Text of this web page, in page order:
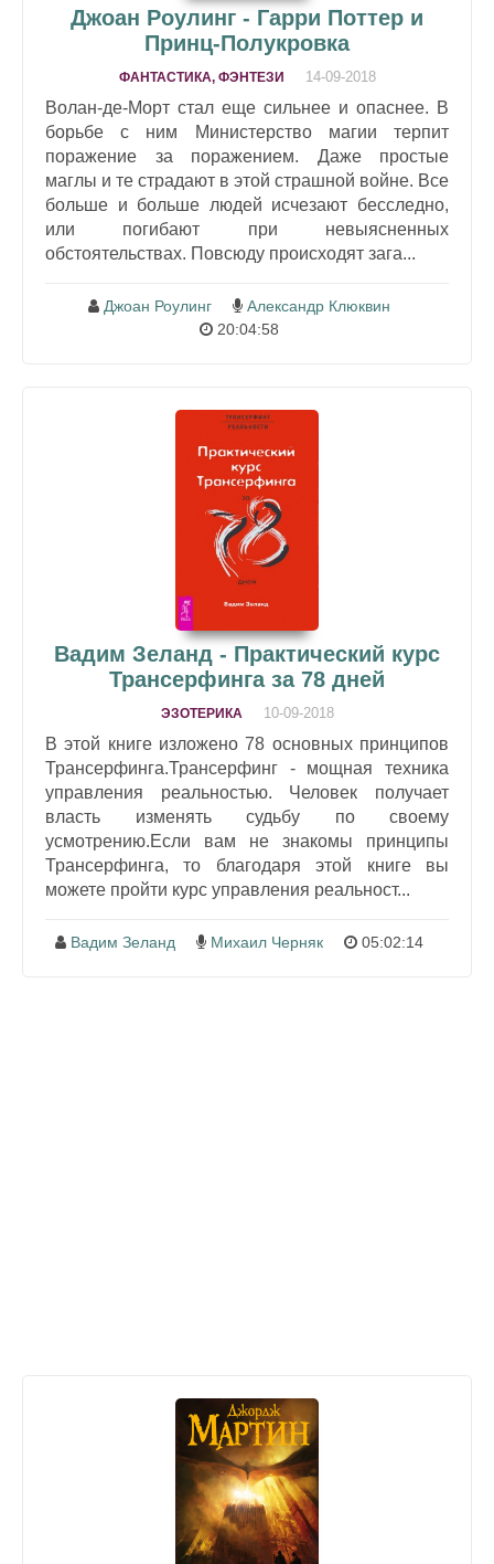
Джоан Роулинг - Гарри Поттер и
Принц-Полукровка
ФАНТАСТИКА, ФЭНТЕЗИ 14-09-2018
Волан-де-Морт стал еще сильнее и опаснее. В
борьбе с ним Министерство магии терпит
поражение за поражением. Даже простые
маглы и те страдают в этой страшной войне. Все
больше и больше людей исчезают бесследно,
или погибают при невыясненных
обстоятельствах. Повсюду происходят зага...
Джоан Роулинг
Александр Клюквин
20:04:58
Вадим Зеланд - Практический курс
Трансерфинга за 78 дней
ЭЗОТЕРИКА 10-09-2018
В этой книге изложено 78 основных принципов
Трансерфинга.Трансерфинг - мощная техника
управления реальностью. Человек получает
власть изменять судьбу по своему
усмотрению.Если вам не знакомы принципы
Трансерфинга, то благодаря этой книге вы
можете пройти курс управления реальност...
Вадим Зеланд Михаил Черняк 05:02:14